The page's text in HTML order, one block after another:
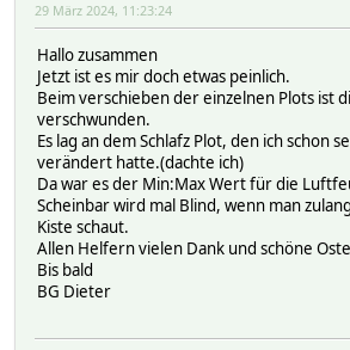
29 März 2024, 11:23:24
Hallo zusammen
Jetzt ist es mir doch etwas peinlich.
Beim verschieben der einzelnen Plots ist
verschwunden.
Es lag an dem Schlafz Plot, den ich schon
verändert hatte.(dachte ich)
Da war es der Min:Max Wert für die
Scheinbar wird mal Blind, wenn man
Kiste schaut.
Allen Helfern vielen Dank und schöne
Bis bald
BG Dieter